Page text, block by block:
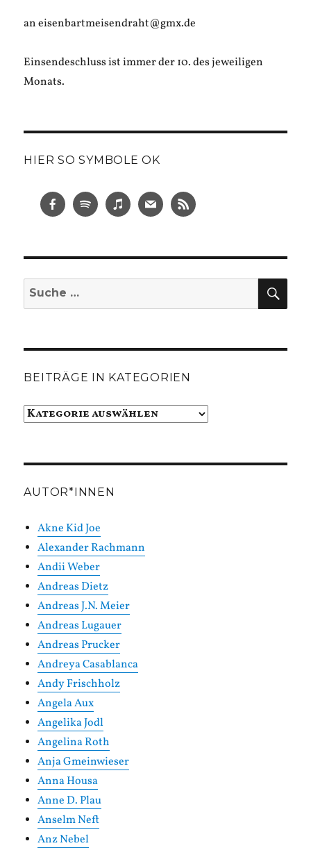
an eisenbartmeisendraht@gmx.de
Einsendeschluss ist immer der 10. des jeweiligen
Monats.
HIER SO SYMBOLE OK
Suche
nach:
BEITRÄGE IN KATEGORIEN
Beiträge
AUTOR*INNEN
Akne Kid Joe
Alexander Rachmann
Andii Weber
Andreas Dietz
Andreas J.N. Meier
Andreas Lugauer
Andreas Prucker
Andreya Casablanca
Andy Frischholz
Angela Aux
Angelika Jodl
Angelina Roth
Anja Gmeinwieser
Anna Housa
Anne D. Plau
Anselm Neft
Anz Nebel